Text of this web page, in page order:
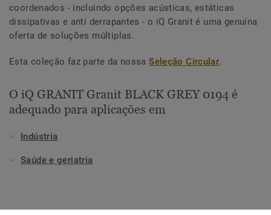
coordenados - incluindo opções acústicas, estáticas
dissipativas e anti derrapantes - o iQ Granit é uma genuína
oferta de soluções múltiplas.
Esta coleção faz parte da nossaSeleção Circular.
O iQ GRANIT Granit BLACK GREY 0194 é
adequado para aplicações em
Indústria
Saúde e geriatria